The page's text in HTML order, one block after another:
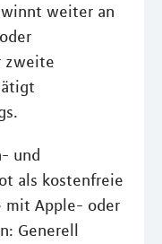
weiter an
zweite
und
als kostenfreie
mit Apple- oder
Generell